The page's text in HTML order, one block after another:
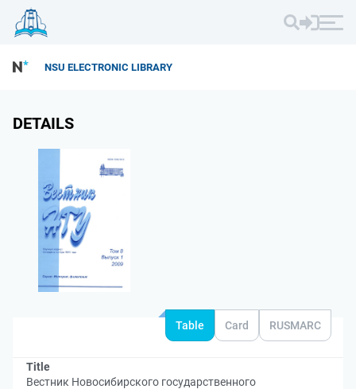
NSU ELECTRONIC LIBRARY
DETAILS
Table Card RUSMARC
Title
Вестник Новосибирского государственного